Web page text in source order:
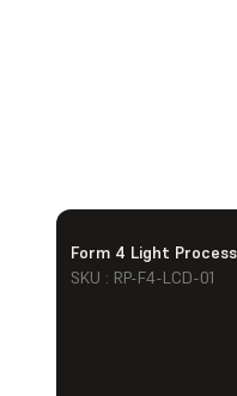
Form 4 Light
SKU : RP-F4-LCD-01